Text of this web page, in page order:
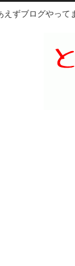
えずブログやって